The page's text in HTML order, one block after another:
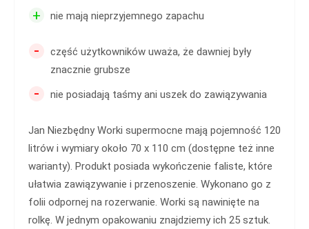
+ nie mają nieprzyjemnego zapachu
-
część użytkowników uważa, że dawniej były
znacznie grubsze
- nie posiadają taśmy ani uszek do zawiązywania
Jan Niezbędny Worki supermocne mają pojemność 120
litrów i wymiary około 70 x 110 cm (dostępne też inne
warianty). Produkt posiada wykończenie faliste, które
ułatwia zawiązywanie i przenoszenie. Wykonano go z
folii odpornej na rozerwanie. Worki są nawinięte na
rolkę. W jednym opakowaniu znajdziemy ich 25 sztuk.